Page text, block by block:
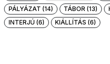
PÁLYÁZAT (14)
TÁBOR (13)
INTERJÚ (6)
KIÁLLÍTÁS (6)